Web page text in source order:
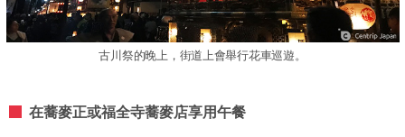
古川祭的晚上，街道上會舉行花車巡遊。
在蕎麥正或福全寺蕎麥店享用午餐